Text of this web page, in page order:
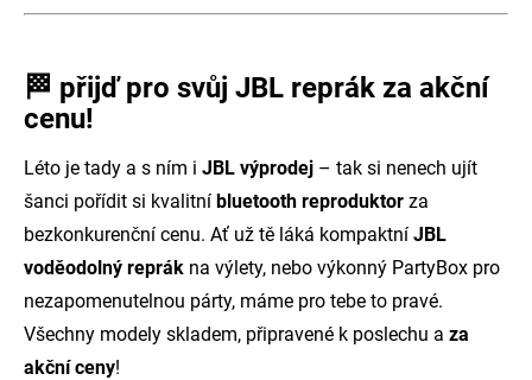
🏁 přijď pro svůj JBL reprák za akční
cenu!
Léto je tady a s ním i JBL výprodej – tak si nenech ujít
šanci pořídit si kvalitní bluetooth reproduktor za
bezkonkurenční cenu. Ať už tě láká kompaktní JBL
voděodolný reprák na výlety, nebo výkonný PartyBox pro
nezapomenutelnou párty, máme pro tebe to pravé.
Všechny modely skladem, připravené k poslechu a za
akční ceny!